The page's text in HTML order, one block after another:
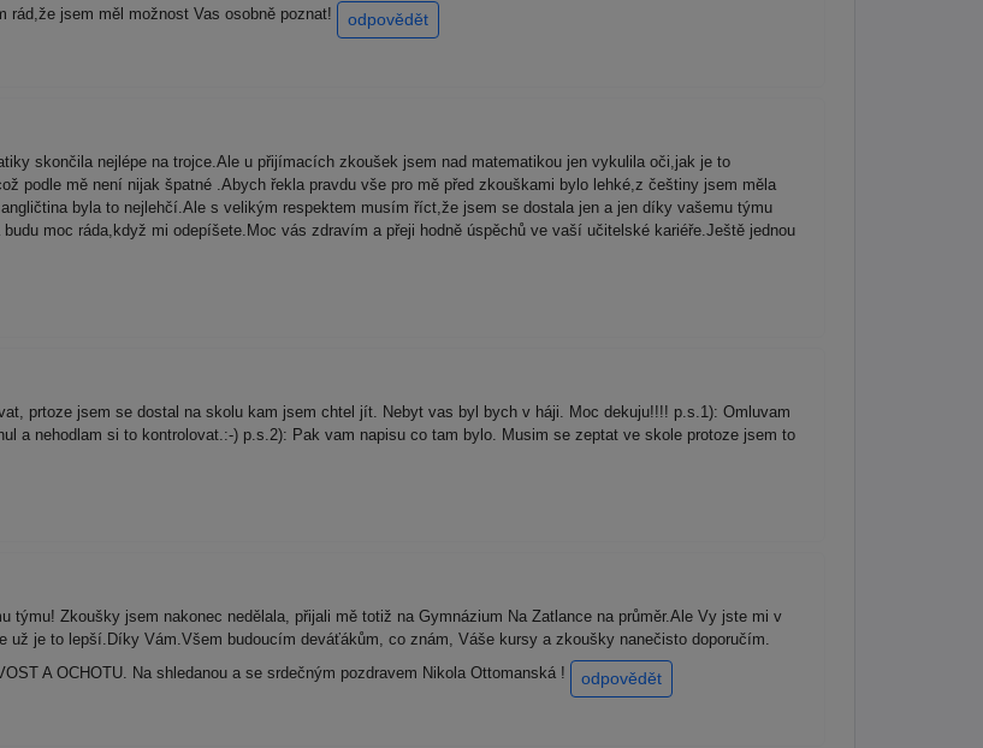
rád,že jsem měl možnost Vas osobně poznat!
odpovědět
skončila nejlépe na trojce.Ale u přijímacích zkoušek jsem nad matematikou jen vykulila oči,jak je to
podle mě není nijak špatné .Abych řekla pravdu vše pro mě před zkouškami bylo lehké,z češtiny jsem měla
byla to nejlehčí.Ale s velikým respektem musím říct,že jsem se dostala jen a jen díky vašemu týmu
moc ráda,když mi odepíšete.Moc vás zdravím a přeji hodně úspěchů ve vaší učitelské kariéře.Ještě jednou
prtoze jsem se dostal na skolu kam jsem chtel jít. Nebyt vas byl bych v háji. Moc dekuju!!!! p.s.1): Omluvam
a nehodlam si to kontrolovat.:-) p.s.2): Pak vam napisu co tam bylo. Musim se zeptat ve skole protoze jsem to
týmu! Zkoušky jsem nakonec nedělala, přijali mě totiž na Gymnázium Na Zatlance na průměr.Ale Vy jste mi v
už je to lepší.Díky Vám.Všem budoucím deváťákům, co znám, Váše kursy a zkoušky nanečisto doporučím.
A OCHOTU. Na shledanou a se srdečným pozdravem Nikola Ottomanská !
odpovědět